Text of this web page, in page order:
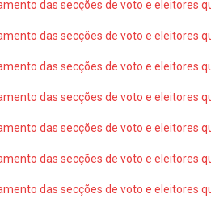
das secções de voto e eleitores
das secções de voto e eleitores
das secções de voto e eleitores
das secções de voto e eleitores
das secções de voto e eleitores
das secções de voto e eleitores
das secções de voto e eleitores